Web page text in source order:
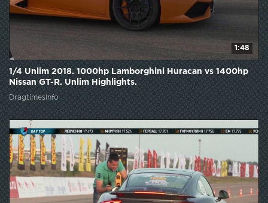
1:48
1/4 Unlim 2018. 1000hp Lamborghini Huracan vs 1400hp
Nissan GT-R. Unlim Highlights.
DragtimesInfo